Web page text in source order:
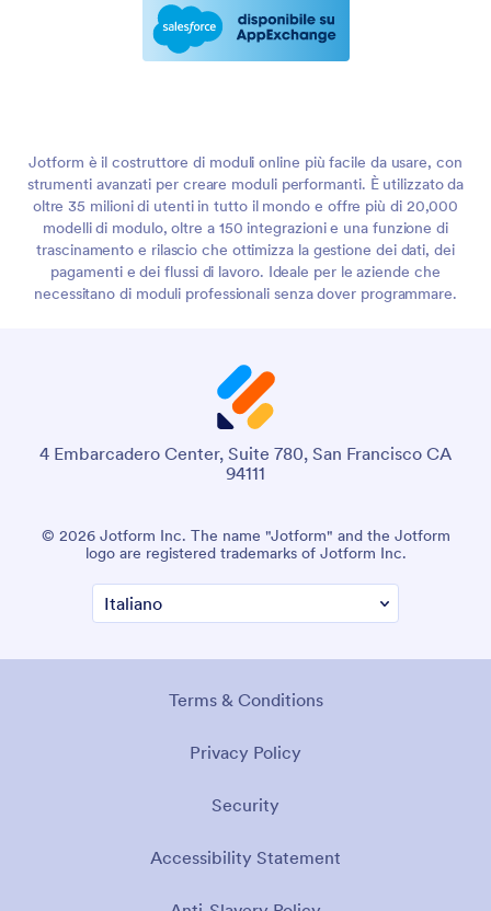
Jotform è il costruttore di moduli online più facile da usare, con
strumenti avanzati per creare moduli performanti. È utilizzato da
oltre 35 milioni di utenti in tutto il mondo e offre più di 20,000
modelli di modulo, oltre a 150 integrazioni e una funzione di
trascinamento e rilascio che ottimizza la gestione dei dati, dei
pagamenti e dei flussi di lavoro. Ideale per le aziende che
necessitano di moduli professionali senza dover programmare.
4 Embarcadero Center, Suite 780, San Francisco CA
94111
© 2026 Jotform Inc. The name "Jotform" and the Jotform
logo are registered trademarks of Jotform Inc.
Terms & Conditions
Privacy Policy
Security
Accessibility Statement